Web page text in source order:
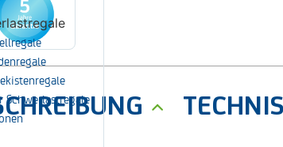
Schwerlastregale